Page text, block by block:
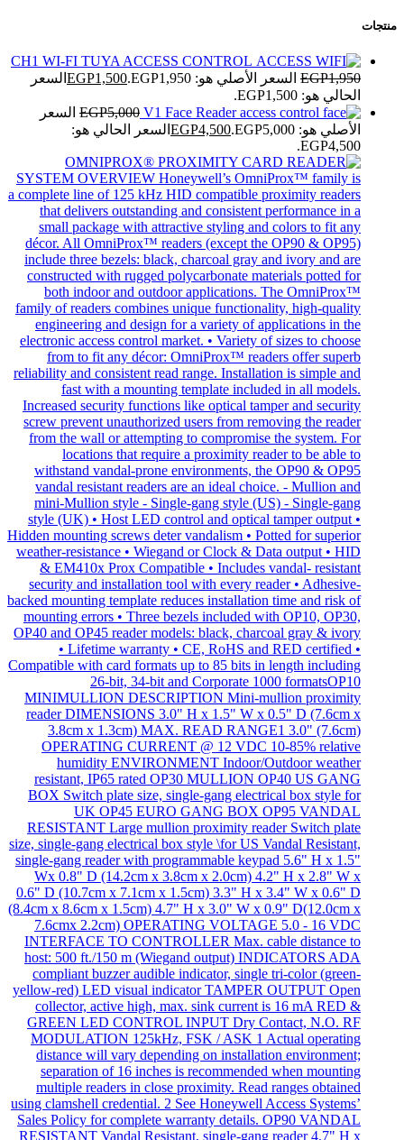
منتجات
CH1 WI-FI TUYA ACCESS CONTROL
EGP1,950 السعر الأصلي هو: EGP1,950. EGP1,500
السعر
الحالي هو: EGP1,500.
V1 Face Reader
EGP5,000
السعر
الأصلي هو: EGP5,000.
EGP4,500
السعر الحالي هو:
EGP4,500.